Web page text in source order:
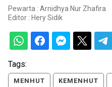
Pewarta : Arnidhya Nur Zhafira
Editor : Hery Sidik
Tags:
MENHUT KEMENHUT